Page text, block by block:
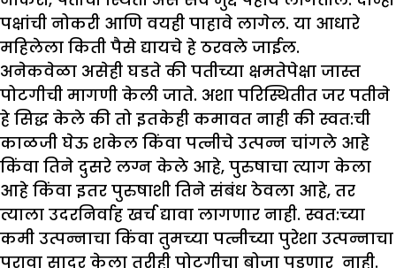
पक्षांची नोकरी आणि वयही पाहावे लागेल. या आधारे
महिलेला किती पैसे द्यायचे हे ठरवले जाईल.
अनेकवेळा असेही घडते की पतीच्या क्षमतेपेक्षा जास्त
पोटगीची मागणी केली जाते. अशा परिस्थितीत जर पतीने
हे सिद्ध केले की तो इतकेही कमावत नाही की स्वत:ची
काळजी घेऊ शकेल किंवा पत्नीचे उत्पन्न चांगले आहे
किंवा तिने दुसरे लग्न केले आहे, पुरुषाचा त्याग केला
आहे किंवा इतर पुरुषाशी तिने संबंध ठेवला आहे, तर
त्याला उदरनिर्वाह खर्च द्यावा लागणार नाही. स्वत:च्या
कमी उत्पन्नाचा किंवा तुमच्या पत्नीच्या पुरेशा उत्पन्नाचा
पुरावा सादर केला तरीही पोटगीचा बोजा पडणार नाही.